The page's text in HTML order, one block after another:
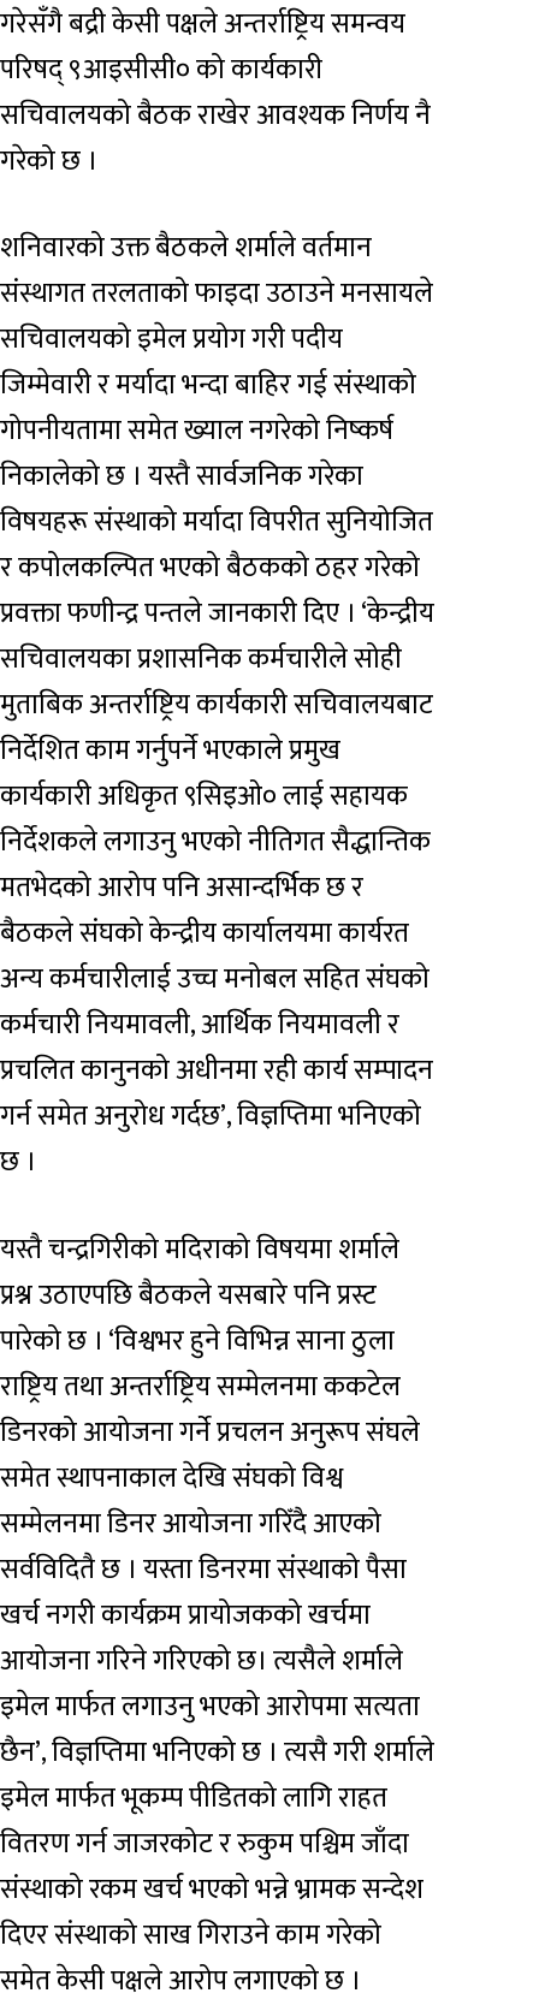
गरेसँगै बद्री केसी पक्षले अन्तर्राष्ट्रिय समन्वय
परिषद् ९आइसीसी० को कार्यकारी
सचिवालयको बैठक राखेर आवश्यक निर्णय नै
गरेको छ ।
शनिवारको उक्त बैठकले शर्माले वर्तमान
संस्थागत तरलताको फाइदा उठाउने मनसायले
सचिवालयको इमेल प्रयोग गरी पदीय
जिम्मेवारी र मर्यादा भन्दा बाहिर गई संस्थाको
गोपनीयतामा समेत ख्याल नगरेको निष्कर्ष
निकालेको छ । यस्तै सार्वजनिक गरेका
विषयहरू संस्थाको मर्यादा विपरीत सुनियोजित
र कपोलकल्पित भएको बैठकको ठहर गरेको
प्रवक्ता फणीन्द्र पन्तले जानकारी दिए । ‘केन्द्रीय
सचिवालयका प्रशासनिक कर्मचारीले सोही
मुताबिक अन्तर्राष्ट्रिय कार्यकारी सचिवालयबाट
निर्देशित काम गर्नुपर्ने भएकाले प्रमुख
कार्यकारी अधिकृत ९सिइओ० लाई सहायक
निर्देशकले लगाउनु भएको नीतिगत सैद्धान्तिक
मतभेदको आरोप पनि असान्दर्भिक छ र
बैठकले संघको केन्द्रीय कार्यालयमा कार्यरत
अन्य कर्मचारीलाई उच्च मनोबल सहित संघको
कर्मचारी नियमावली, आर्थिक नियमावली र
प्रचलित कानुनको अधीनमा रही कार्य सम्पादन
गर्न समेत अनुरोध गर्दछ’, विज्ञप्तिमा भनिएको
छ ।
यस्तै चन्द्रगिरीको मदिराको विषयमा शर्माले
प्रश्न उठाएपछि बैठकले यसबारे पनि प्रस्ट
पारेको छ । ‘विश्वभर हुने विभिन्न साना ठुला
राष्ट्रिय तथा अन्तर्राष्ट्रिय सम्मेलनमा ककटेल
डिनरको आयोजना गर्ने प्रचलन अनुरूप संघले
समेत स्थापनाकाल देखि संघको विश्व
सम्मेलनमा डिनर आयोजना गरिँदै आएको
सर्वविदितै छ । यस्ता डिनरमा संस्थाको पैसा
खर्च नगरी कार्यक्रम प्रायोजकको खर्चमा
आयोजना गरिने गरिएको छ। त्यसैले शर्माले
इमेल मार्फत लगाउनु भएको आरोपमा सत्यता
छैन’, विज्ञप्तिमा भनिएको छ । त्यसै गरी शर्माले
इमेल मार्फत भूकम्प पीडितको लागि राहत
वितरण गर्न जाजरकोट र रुकुम पश्चिम जाँदा
संस्थाको रकम खर्च भएको भन्ने भ्रामक सन्देश
दिएर संस्थाको साख गिराउने काम गरेको
समेत केसी पक्षले आरोप लगाएको छ ।